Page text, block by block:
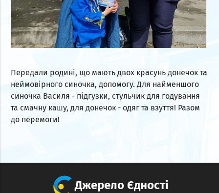
Передали родині, що мають двох красунь донечок та
неймовірного синочка, допомогу. Для найменшого
синочка Василя - підгузки, стульчик для годування
та смачну кашу, для донечок - одяг та взуття! Разом
до перемоги!
Джерело Єдності